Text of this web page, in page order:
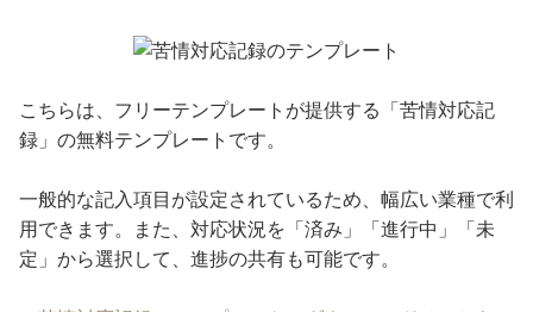
こちらは、フリーテンプレートが提供する「苦情対応記
録」の無料テンプレートです。
一般的な記入項目が設定されているため、幅広い業種で利
用できます。また、対応状況を「済み」「進行中」「未
定」から選択して、進捗の共有も可能です。